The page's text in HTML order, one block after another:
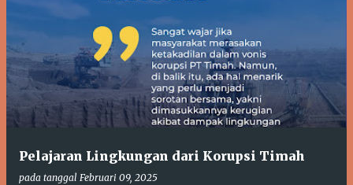
Pelajaran Lingkungan dari Korupsi Timah
pada tanggal Februari 09, 2025